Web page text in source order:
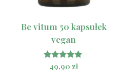
Be vitum 50 kapsułek
vegan
Oceniono
5.00
49,90 zł